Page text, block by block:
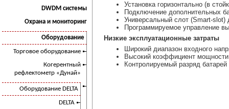
DWDM системы
Охрана и мониторинг
Оборудование
Торговое оборудование
Когерентный
рефлектометр «Дунай»
Оборудование DELTA
DELTA
Установка горизонтально (в
Подключение дополнительных
Универсальный слот (Smart-
Программируемое управление
Низкие эксплуатационные затраты
Широкий диапазон входного
Высокий коэффициент
Контролируемый разряд